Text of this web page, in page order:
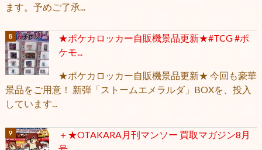
ます。予めご了承...
★ポケカロッカー自販機景品更新★#TCG #ポ
ケモ...
★ポケカロッカー自販機景品更新★ 今回も豪華
景品をご用意！ 新弾「ストームエメラルダ」BOXを、投入
しています...
＋★OTAKARA月刊マンソー 買取マガジン8月